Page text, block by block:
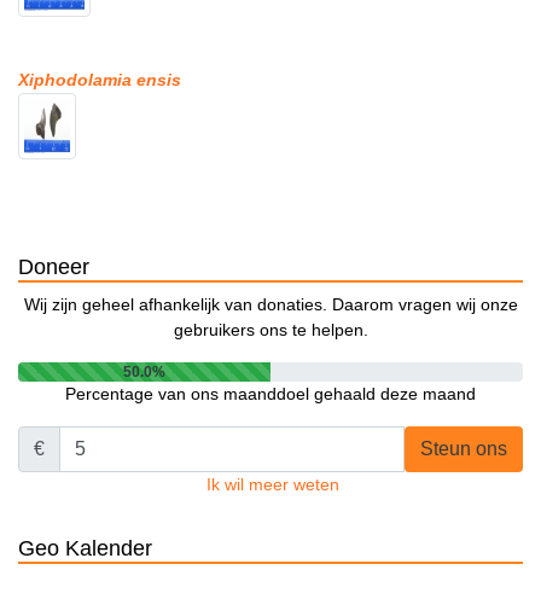
Xiphodolamia ensis
Doneer
Wij zijn geheel afhankelijk van donaties. Daarom vragen wij onze
gebruikers ons te helpen.
50.0%
Percentage van ons maanddoel gehaald deze maand
€ Steun ons
Ik wil meer weten
Geo Kalender